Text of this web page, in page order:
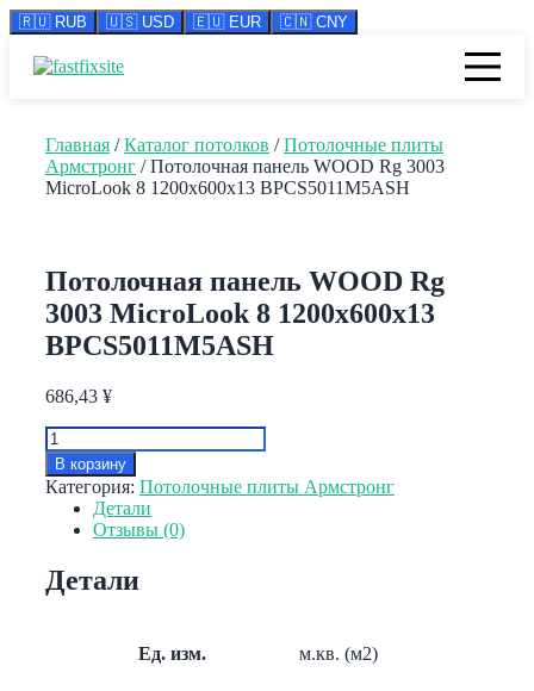
🇷🇺 RUB 🇺🇸 USD 🇪🇺 EUR 🇨🇳 CNY
Главная /Каталог потолков /Потолочные плиты
Армстронг / Потолочная панель WOOD Rg 3003
MicroLook 8 1200x600x13 BPCS5011M5ASH
Потолочная панель WOOD Rg
3003 MicroLook 8 1200x600x13
BPCS5011M5ASH
686,43 ¥
Количество
товара
Потолочная
панель
WOOD
MicroLook
BPCS5011M5ASH
В корзину
Категория: Потолочные плиты Армстронг
Детали
Отзывы (0)
Детали
Ед. изм. м.кв. (м2)